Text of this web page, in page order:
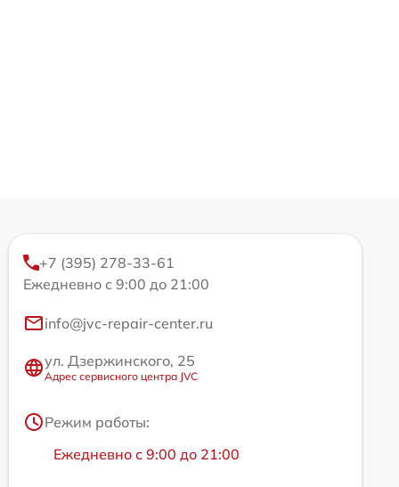
+7 (395) 278-33-61
Ежедневно с 9:00 до 21:00
info@jvc-repair-center.ru
ул. Дзержинского, 25
Адрес сервисного центра JVC
Режим работы:
Ежедневно с 9:00 до 21:00